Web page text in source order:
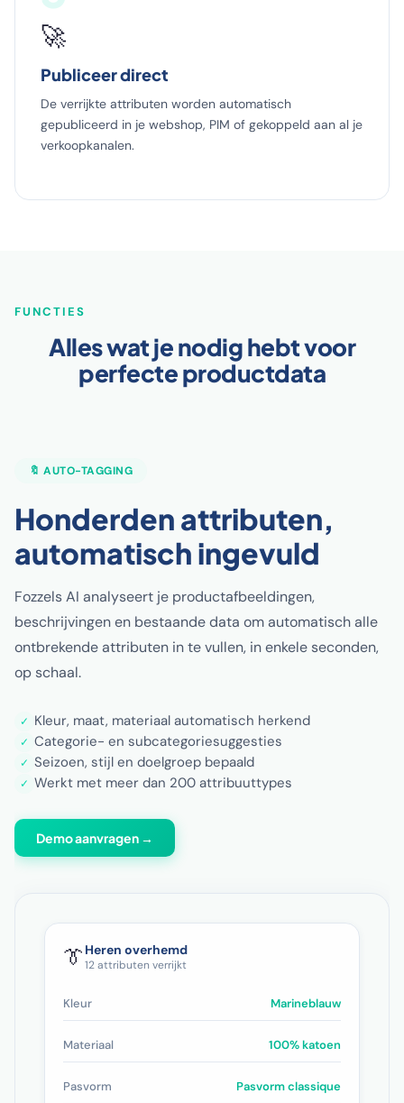
🚀
Publiceer direct
De verrijkte attributen worden automatisch
gepubliceerd in je webshop, PIM of gekoppeld aan al je
verkoopkanalen.
FUNCTIES
Alles wat je nodig hebt voor
perfecte productdata
🔖 AUTO-TAGGING
Honderden attributen,
automatisch ingevuld
Fozzels AI analyseert je productafbeeldingen,
beschrijvingen en bestaande data om automatisch alle
ontbrekende attributen in te vullen, in enkele seconden,
op schaal.
✓ Kleur, maat, materiaal automatisch herkend
✓ Categorie- en subcategoriesuggesties
✓ Seizoen, stijl en doelgroep bepaald
✓ Werkt met meer dan 200 attribuuttypes
Demo aanvragen →
👔 Heren overhemd
12 attributen verrijkt
Kleur Marineblauw
Materiaal 100% katoen
Pasvorm Pasvorm classique